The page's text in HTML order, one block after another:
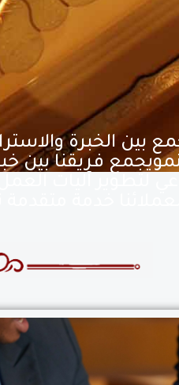
بين الخبرة
فريقنا بين